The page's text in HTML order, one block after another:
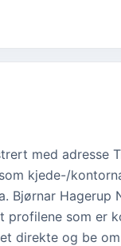
med adresse
kjede-/
Bjørnar Hagerup
profilene som er
direkte og be